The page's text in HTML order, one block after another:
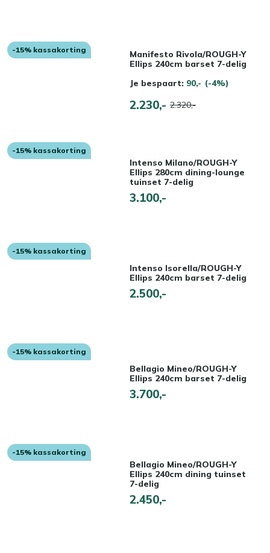
-15% kassakorting
Manifesto Rivola/ROUGH-Y
Ellips 240cm barset 7-delig
Je bespaart: 90,- (-4%)
2.230,- 2.320,-
-15% kassakorting
Intenso Milano/ROUGH-Y
Ellips 280cm dining-lounge
tuinset 7-delig
3.100,-
-15% kassakorting
Intenso Isorella/ROUGH-Y
Ellips 240cm barset 7-delig
2.500,-
-15% kassakorting
Bellagio Mineo/ROUGH-Y
Ellips 240cm barset 7-delig
3.700,-
-15% kassakorting
Bellagio Mineo/ROUGH-Y
Ellips 240cm dining tuinset
7-delig
2.450,-